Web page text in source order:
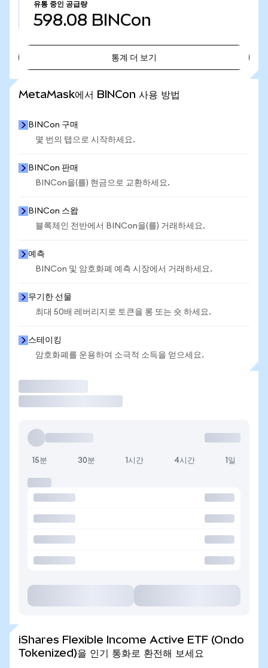
유통 중인 공급량
598.08 BINCon
통계 더 보기
MetaMask에서 BINCon 사용 방법
BINCon 구매
몇 번의 탭으로 시작하세요.
BINCon 판매
BINCon을(를) 현금으로 교환하세요.
BINCon 스왑
블록체인 전반에서 BINCon을(를) 거래하세요.
예측
BINCon 및 암호화폐 예측 시장에서 거래하세요.
무기한 선물
최대 50배 레버리지로 토큰을 롱 또는 숏 하세요.
스테이킹
암호화폐를 운용하여 소극적 소득을 얻으세요.
15분 30분 1시간 4시간 1일
iShares Flexible Income Active ETF (Ondo
Tokenized)을 인기 통화로 환전해 보세요